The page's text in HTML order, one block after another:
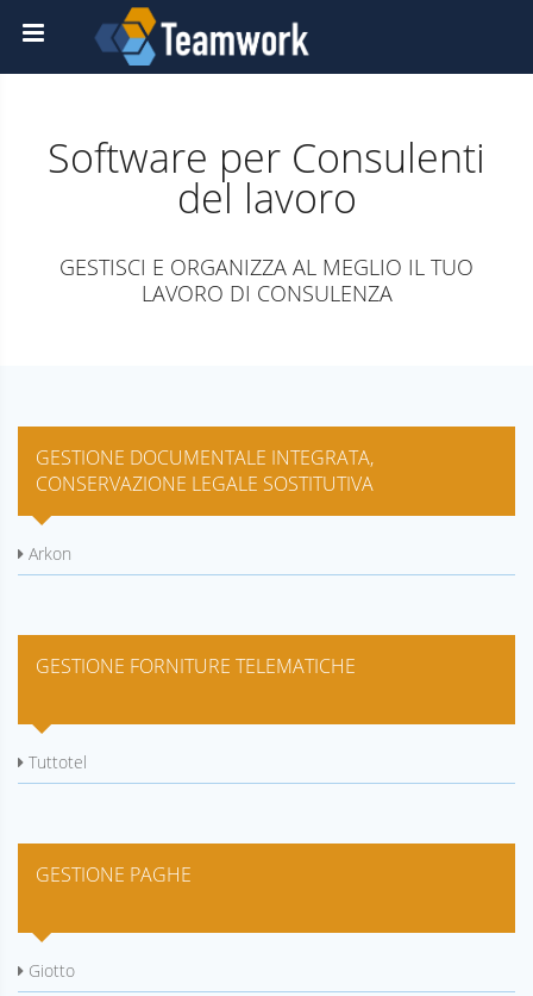
Software per Consulenti
del lavoro
GESTISCI E ORGANIZZA AL MEGLIO IL TUO
LAVORO DI CONSULENZA
GESTIONE DOCUMENTALE INTEGRATA,
CONSERVAZIONE LEGALE SOSTITUTIVA
Arkon
GESTIONE FORNITURE TELEMATICHE
Tuttotel
GESTIONE PAGHE
Giotto